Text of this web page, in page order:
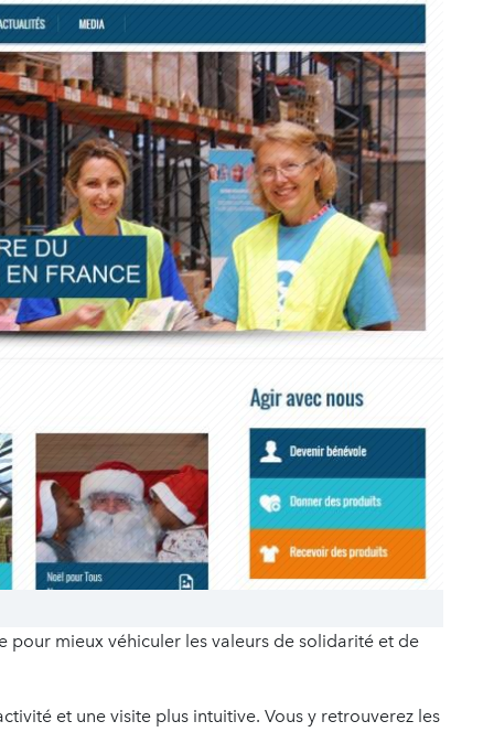
pour mieux véhiculer les valeurs de solidarité et de
et une visite plus intuitive. Vous y retrouverez les